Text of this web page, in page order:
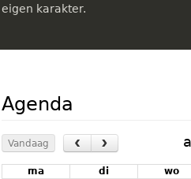
eigen karakter.
Agenda
Vandaag ‹ ›
ma di wo